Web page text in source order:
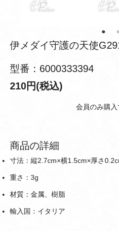
伊メダイ守護の天使
型番：6000333394
210円(税込)
会員のみ購入
商品の詳細
寸法：縦2.7cm×横1.5cm×厚さ
重さ：3g
材質：金属、樹脂
輸入国：イタリア